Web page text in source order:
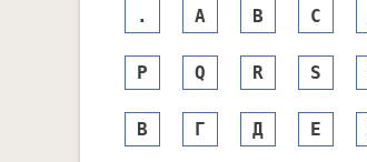
. A B C
P Q R S
В Г Д Е